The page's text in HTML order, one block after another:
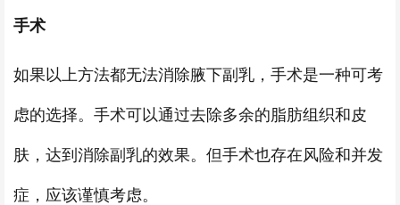
手术
如果以上方法都无法消除腋下副乳，手术是一种可考
虑的选择。手术可以通过去除多余的脂肪组织和皮
肤，达到消除副乳的效果。但手术也存在风险和并发
症，应该谨慎考虑。